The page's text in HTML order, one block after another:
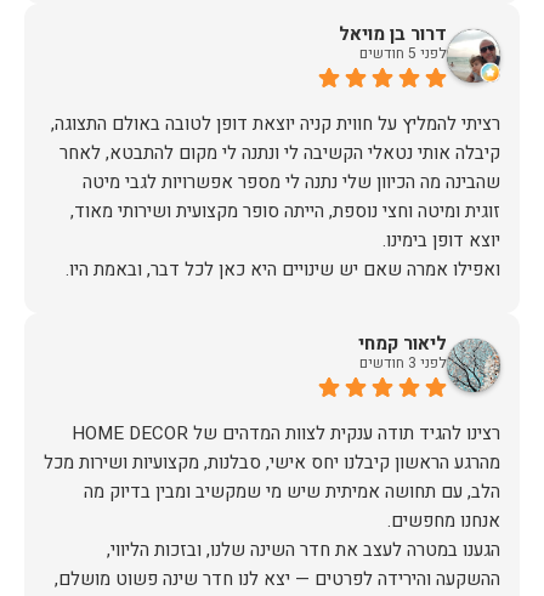
דרור בן מויאל
לפני 5 חודשים
רציתי להמליץ על חווית קניה יוצאת דופן לטובה באולם התצוגה,
קיבלה אותי נטאלי הקשיבה לי ונתנה לי מקום להתבטא, לאחר
שהבינה מה הכיוון שלי נתנה לי מספר אפשרויות לגבי מיטה
זוגית ומיטה וחצי נוספת, הייתה סופר מקצועית ושירותי מאוד,
תודה. ליאור קמחי
לפני 3 חודשים
מהרגע הראשון קיבלנו יחס אישי, סבלנות, מקצועיות ושירות מכל
הלב, עם תחושה אמיתית שיש מי שמקשיב ומבין בדיוק מה
הגענו במטרה לעצב את חדר השינה שלנו, ובזכות הליווי,
ההשקעה והירידה לפרטים — יצא לנו חדר שינה פשוט מושלם,